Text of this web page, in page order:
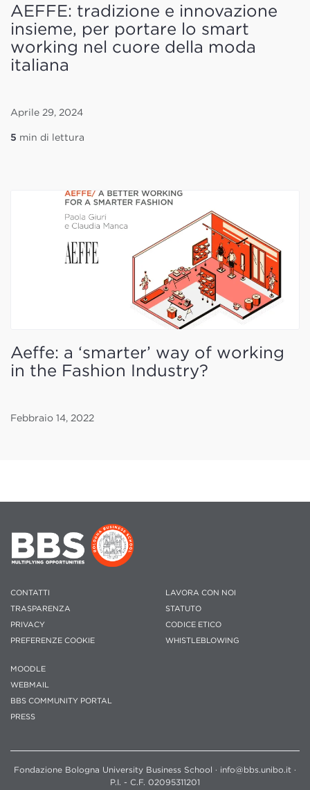
AEFFE: tradizione e innovazione
insieme, per portare lo smart
working nel cuore della moda
italiana
Aprile 29, 2024
5 min di lettura
Aeffe: a ‘smarter’ way of working
in the Fashion Industry?
Febbraio 14, 2022
CONTATTI
TRASPARENZA
PRIVACY
PREFERENZE COOKIE
LAVORA CON NOI
STATUTO
CODICE ETICO
WHISTLEBLOWING
MOODLE
WEBMAIL
BBS COMMUNITY PORTAL
PRESS
Fondazione Bologna University Business School · info@bbs.unibo.it ·
P.I. - C.F. 02095311201